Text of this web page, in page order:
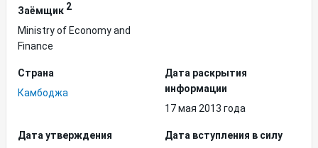
Заёмщик 2
Ministry of Economy and
Finance
Страна
Камбоджа
Дата раскрытия
информации
17 мая 2013 года
Дата утверждения
Дата вступления в силу